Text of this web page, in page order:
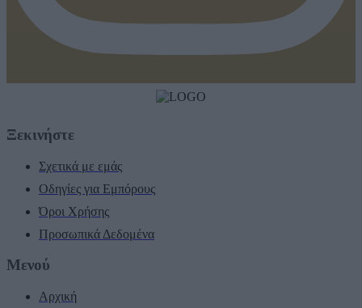
Ξεκινήστε
Σχετικά με εμάς
Οδηγίες για Εμπόρους
Όροι Χρήσης
Προσωπικά Δεδομένα
Μενού
Αρχική